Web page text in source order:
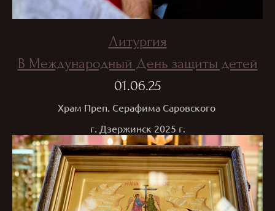
Литургия
В Международный День защиты детей
01.06.25
Храм Преп. Серафима Саровского
г. Дзержинск 2025 г.